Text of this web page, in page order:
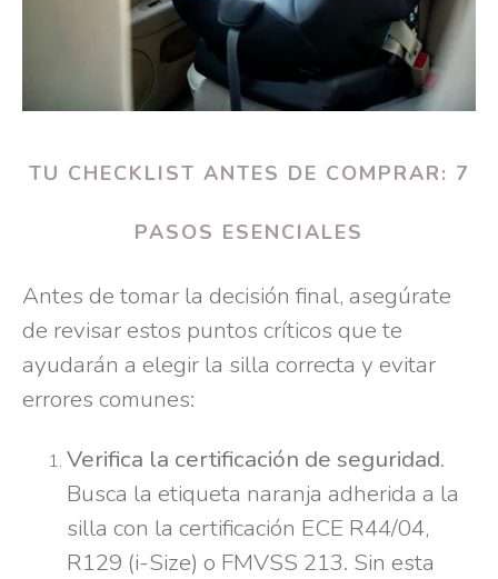
TU CHECKLIST ANTES DE COMPRAR: 7
PASOS ESENCIALES
Antes de tomar la decisión final, asegúrate
de revisar estos puntos críticos que te
ayudarán a elegir la silla correcta y evitar
errores comunes:
Verifica la certificación de seguridad.
Busca la etiqueta naranja adherida a la
silla con la certificación ECE R44/04,
R129 (i-Size) o FMVSS 213. Sin esta